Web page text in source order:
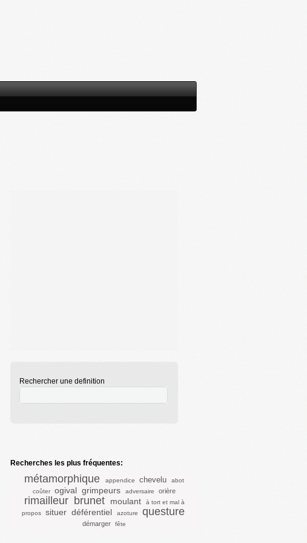
Rechercher une definition
Recherches les plus fréquentes:
métamorphique appendice chevelu
abot
coûter
ogival grimpeurs adversaire orière
rimailleur brunet moulant
à tort et mal à
propos
situer déférentiel azoture questure
démarger fête